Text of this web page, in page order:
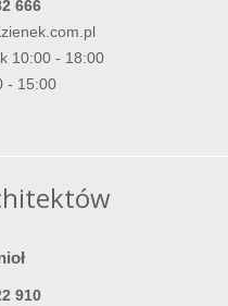
666
10:00 - 18:00
- 15:00
910